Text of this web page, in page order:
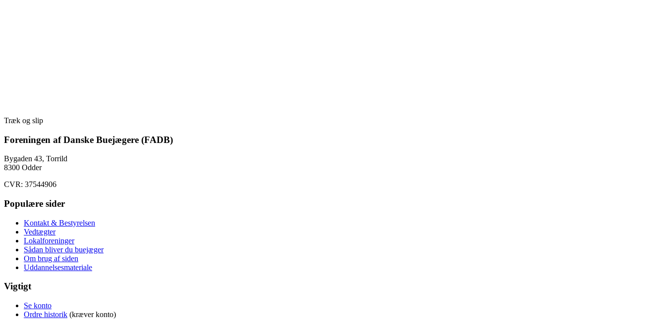
Træk og slip
Foreningen af Danske Buejægere (FADB)
Bygaden 43, Torrild
8300 Odder
CVR: 37544906
Populære sider
Kontakt & Bestyrelsen
Vedtægter
Lokalforeninger
Sådan bliver du buejæger
Om brug af siden
Uddannelsesmateriale
Vigtigt
Se konto
Ordre historik (kræver konto)